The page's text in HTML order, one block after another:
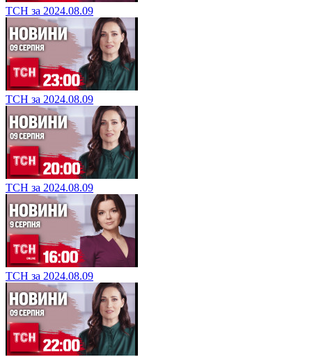
ТСН за 2024.08.09
ТСН за 2024.08.09
ТСН за 2024.08.09
ТСН за 2024.08.09